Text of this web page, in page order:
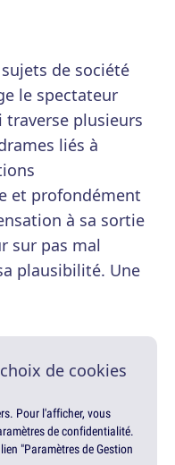
de société
le spectateur
traverse plusieurs
liés à
et profondément
à sa sortie
sur pas mal
plausibilité. Une
de cookies
Pour l'afficher, vous
de confidentialité.
"Paramètres de Gestion